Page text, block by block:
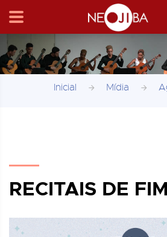
Inicial Mídia
RECITAIS DE